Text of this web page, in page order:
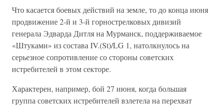
Что касается боевых действий на земле, то до конца июня
продвижение 2-й и 3-й горнострелковых дивизий
генерала Эдварда Дитля на Мурманск, поддерживаемое
«Штуками» из состава IV.(St)/LG 1, натолкнулось на
серьезное сопротивление со стороны советских
истребителей в этом секторе.
Характерен, например, бой 27 июня, когда большая
группа советских истребителей взлетела на перехват